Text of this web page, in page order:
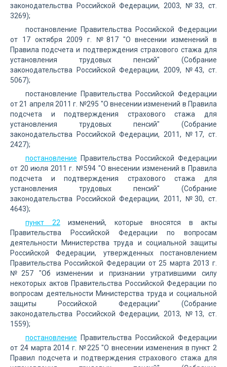
законодательства Российской Федерации, 2003, №33, ст.
3269);
постановление Правительства Российской Федерации
от 17 октября 2009 г. №817 "О внесении изменений в
Правила подсчета и подтверждения страхового стажа для
установления трудовых пенсий" (Собрание
законодательства Российской Федерации, 2009, №43, ст.
5067);
постановление Правительства Российской Федерации
от 21 апреля 2011 г. №295 "О внесении изменений в Правила
подсчета и подтверждения страхового стажа для
установления трудовых пенсий" (Собрание
законодательства Российской Федерации, 2011, №17, ст.
2427);
постановление Правительства Российской Федерации
от 20 июля 2011 г. №594 "О внесении изменений в Правила
подсчета и подтверждения страхового стажа для
установления трудовых пенсий" (Собрание
законодательства Российской Федерации, 2011, №30, ст.
4643);
пункт 22 изменений, которые вносятся в акты
Правительства Российской Федерации по вопросам
деятельности Министерства труда и социальной защиты
Российской Федерации, утвержденных постановлением
Правительства Российской Федерации от 25 марта 2013 г.
№257 "Об изменении и признании утратившими силу
некоторых актов Правительства Российской Федерации по
вопросам деятельности Министерства труда и социальной
защиты Российской Федерации" (Собрание
законодательства Российской Федерации, 2013, №13, ст.
1559);
постановление Правительства Российской Федерации
от 24 марта 2014 г. №225 "О внесении изменения в пункт 2
Правил подсчета и подтверждения страхового стажа для